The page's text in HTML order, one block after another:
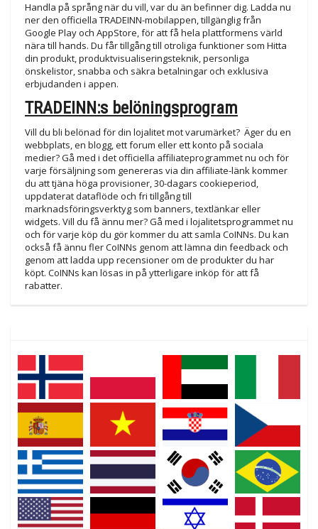
Handla på språng när du vill, var du än befinner dig. Ladda nu
ner den officiella TRADEINN-mobilappen, tillgänglig från
Google Play och AppStore, för att få hela plattformens värld
nära till hands. Du får tillgång till otroliga funktioner som Hitta
din produkt, produktvisualiseringsteknik, personliga
önskelistor, snabba och säkra betalningar och exklusiva
erbjudanden i appen.
TRADEINN:s belöningsprogram
Vill du bli belönad för din lojalitet mot varumärket? Äger du en
webbplats, en blogg, ett forum eller ett konto på sociala
medier? Gå med i det officiella affiliateprogrammet nu och för
varje försäljning som genereras via din affiliate-länk kommer
du att tjäna höga provisioner, 30-dagars cookieperiod,
uppdaterat dataflöde och fri tillgång till
marknadsföringsverktyg som banners, textlänkar eller
widgets. Vill du få ännu mer? Gå med i lojalitetsprogrammet nu
och för varje köp du gör kommer du att samla CoINNs. Du kan
också få ännu fler CoINNs genom att lämna din feedback och
genom att ladda upp recensioner om de produkter du har
köpt. CoINNs kan lösas in på ytterligare inköp för att få
rabatter.